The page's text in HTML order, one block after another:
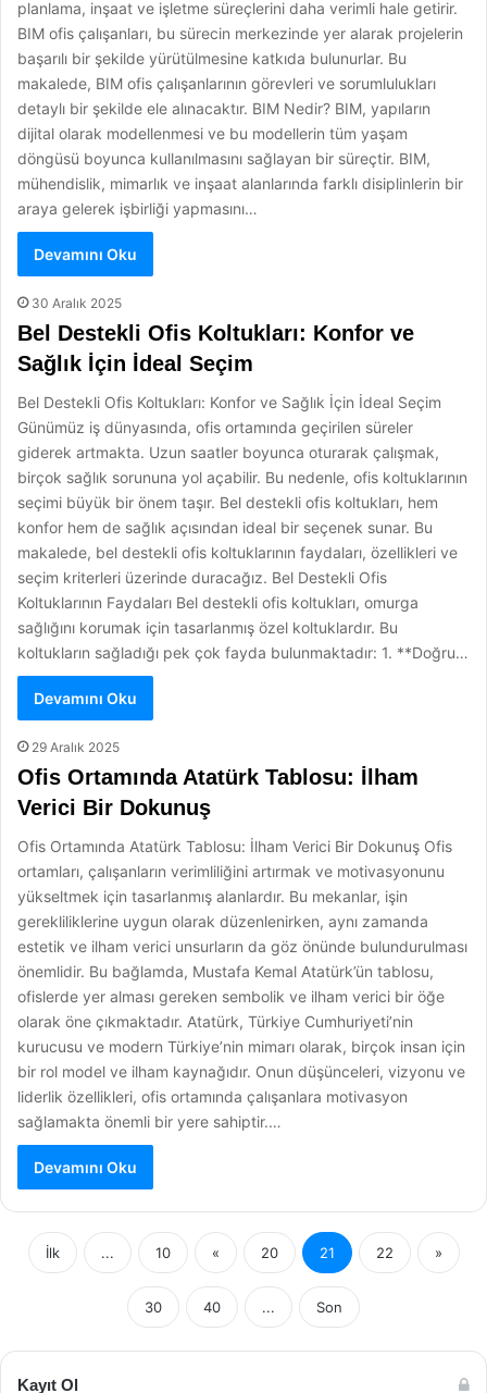
planlama, inşaat ve işletme süreçlerini daha verimli hale getirir.
BIM ofis çalışanları, bu sürecin merkezinde yer alarak projelerin
başarılı bir şekilde yürütülmesine katkıda bulunurlar. Bu
makalede, BIM ofis çalışanlarının görevleri ve sorumlulukları
detaylı bir şekilde ele alınacaktır. BIM Nedir? BIM, yapıların
dijital olarak modellenmesi ve bu modellerin tüm yaşam
döngüsü boyunca kullanılmasını sağlayan bir süreçtir. BIM,
mühendislik, mimarlık ve inşaat alanlarında farklı disiplinlerin bir
araya gelerek işbirliği yapmasını…
Devamını Oku
30 Aralık 2025
Bel Destekli Ofis Koltukları: Konfor ve
Sağlık İçin İdeal Seçim
Bel Destekli Ofis Koltukları: Konfor ve Sağlık İçin İdeal Seçim
Günümüz iş dünyasında, ofis ortamında geçirilen süreler
giderek artmakta. Uzun saatler boyunca oturarak çalışmak,
birçok sağlık sorununa yol açabilir. Bu nedenle, ofis koltuklarının
seçimi büyük bir önem taşır. Bel destekli ofis koltukları, hem
konfor hem de sağlık açısından ideal bir seçenek sunar. Bu
makalede, bel destekli ofis koltuklarının faydaları, özellikleri ve
seçim kriterleri üzerinde duracağız. Bel Destekli Ofis
Koltuklarının Faydaları Bel destekli ofis koltukları, omurga
sağlığını korumak için tasarlanmış özel koltuklardır. Bu
koltukların sağladığı pek çok fayda bulunmaktadır: 1. **Doğru…
Devamını Oku
29 Aralık 2025
Ofis Ortamında Atatürk Tablosu: İlham
Verici Bir Dokunuş
Ofis Ortamında Atatürk Tablosu: İlham Verici Bir Dokunuş Ofis
ortamları, çalışanların verimliliğini artırmak ve motivasyonunu
yükseltmek için tasarlanmış alanlardır. Bu mekanlar, işin
gerekliliklerine uygun olarak düzenlenirken, aynı zamanda
estetik ve ilham verici unsurların da göz önünde bulundurulması
önemlidir. Bu bağlamda, Mustafa Kemal Atatürk’ün tablosu,
ofislerde yer alması gereken sembolik ve ilham verici bir öğe
olarak öne çıkmaktadır. Atatürk, Türkiye Cumhuriyeti’nin
kurucusu ve modern Türkiye’nin mimarı olarak, birçok insan için
bir rol model ve ilham kaynağıdır. Onun düşünceleri, vizyonu ve
liderlik özellikleri, ofis ortamında çalışanlara motivasyon
sağlamakta önemli bir yere sahiptir.…
Devamını Oku
İlk ... 10 « 20 21 22 »
30 40 ... Son
Kayıt Ol